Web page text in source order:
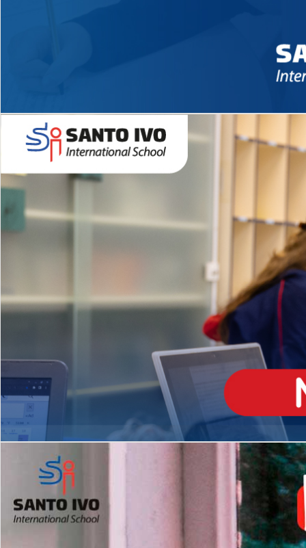
Novidades 2026 High School
Matrículas Abertas 2026
EDUCAÇÃO INFANTIL
Inglês todos os dias
MÉDIO
igh School
Dupla Diplomação
2º AO 5º ANO FUNDAMENTAL